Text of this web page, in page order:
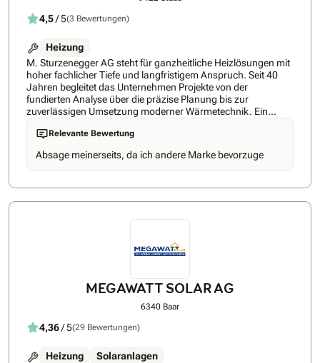
4,5/ 5(3 Bewertungen)
Heizung
M. Sturzenegger AG steht für ganzheitliche Heizlösungen mit
hoher fachlicher Tiefe und langfristigem Anspruch. Seit 40
Jahren begleitet das Unternehmen Projekte von der
fundierten Analyse über die präzise Planung bis zur
zuverlässigen Umsetzung moderner Wärmetechnik. Ein
besonderer Schwerpunkt liegt auf Wärmepumpensystemen
und Erdsondenlösungen, die effizient, nachhaltig und auf die
jeweilige Gebäudesituation abgestimmt realisiert werden.
Ergänzend dazu bietet die M. Sturzenegger AG umfassende
Service-, Wartungs- und Reparaturleistungen für bestehende
und ein hoher Qualitätsanspruch prägen jedes Projekt,
Relevante Bewertung
Absage meinerseits, da ich andere Marke bevorzuge
MEGAWATT SOLAR AG
6340 Baar
4,36/ 5(29 Bewertungen)
Heizung
Solaranlagen